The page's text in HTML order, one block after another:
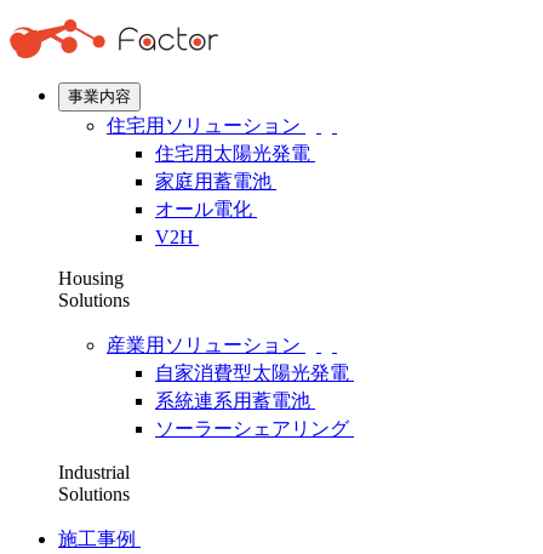
事業内容
住宅用ソリューション
住宅用太陽光発電
家庭用蓄電池
オール電化
V2H
Housing
Solutions
産業用ソリューション
自家消費型太陽光発電
系統連系用蓄電池
ソーラーシェアリング
Industrial
Solutions
施工事例